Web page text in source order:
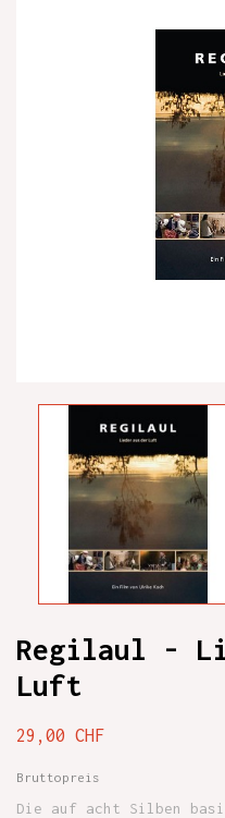
Regilaul -
Luft
29,00 CHF
Bruttopreis
Die auf acht Silben